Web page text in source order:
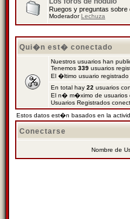
Ruegos y preguntas sobre
ModeradorLechuza
Qui�n est� conectado
Nuestros usuarios han
Tenemos 339 usuarios
El �ltimo usuario registrado
En total hay 22 usuarios
El n� m�ximo de usuarios
Usuarios Registrados
Estos datos est�n basados en la
Conectarse
Nombre de